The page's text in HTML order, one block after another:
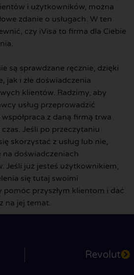
i użytkowników, można
zdanie o usługach. W ten
czy iVisa to firma dla Ciebie
są sprawdzane ręcznie, dzięki
jak i złe doświadczenia
klientów. Radzimy, aby
usług przeprowadzić
z daną firmą trwa
Jeśli po przeczytaniu
skorzystać z usług lub nie,
na doświadczeniach
Jeśli już jesteś użytkownikiem,
się tutaj swoimi
pomóc przyszłym klientom i dać
na jej temat.
Revolut